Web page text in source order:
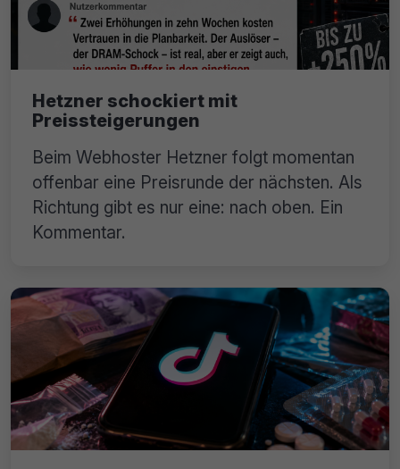
Hetzner schockiert mit
Preissteigerungen
Beim Webhoster Hetzner folgt momentan
offenbar eine Preisrunde der nächsten. Als
Richtung gibt es nur eine: nach oben. Ein
Kommentar.